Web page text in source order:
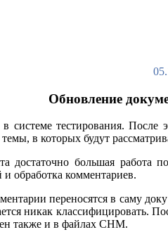
Обновление
системе тестирования.
в которых будут
достаточно большая работа
обработка комментариев.
переносятся в саму
никак классифицировать.
также и в файлах CHM.